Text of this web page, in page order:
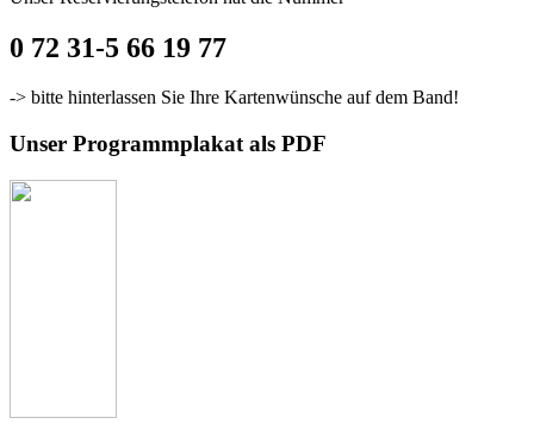
0 72 31-5 66 19 77
-> bitte hinterlassen Sie Ihre Kartenwünsche auf dem Band!
Unser Programmplakat als PDF